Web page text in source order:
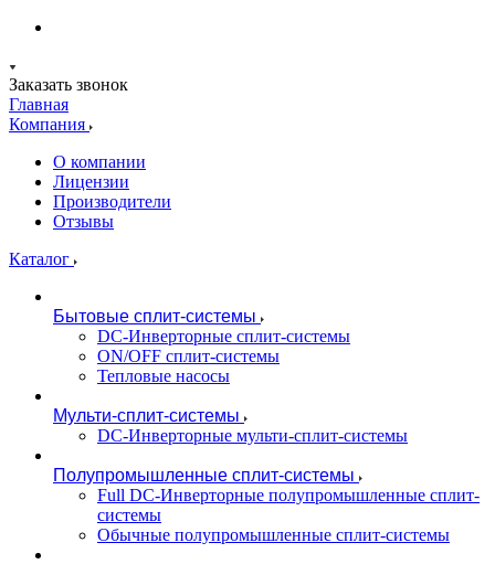
Заказать звонок
Главная
Компания
О компании
Лицензии
Производители
Отзывы
Каталог
Бытовые сплит-системы
DC-Инверторные сплит-системы
ON/OFF сплит-системы
Тепловые насосы
Мульти-сплит-системы
DC-Инверторные мульти-сплит-системы
Полупромышленные сплит-системы
Full DC-Инверторные полупромышленные сплит-
системы
Обычные полупромышленные сплит-системы